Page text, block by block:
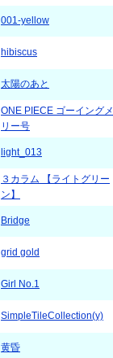
001-yellow
hibiscus
太陽のあと
ONE PIECE ゴーイングメ
リー号
light_013
３カラム 【ライトグリー
ン】
Bridge
grid gold
Girl No.1
SimpleTileCollection(y)
黄昏